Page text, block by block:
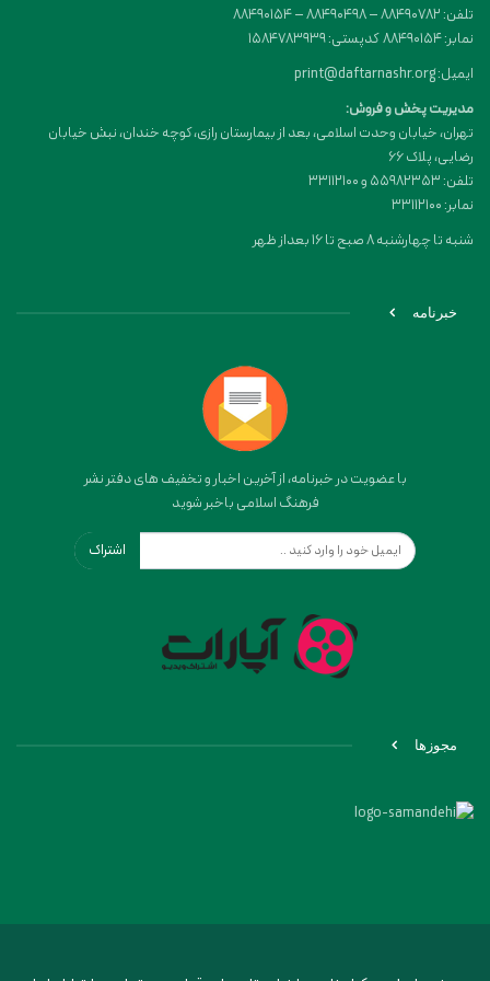
تلفن: 88490782 – 88490498 – 88490154
نمابر: 88490154 کدپستی: 1584783939
ایمیل: print@daftarnashr.org
مدیریت پخش و فروش:
تهران، خیابان وحدت اسلامی، بعد از بیمارستان رازی، کوچه خندان، نبش خیابان
رضایی، پلاک ۶۶
تلفن: 55982353 و 33112100
نمابر: 33112100
شنبه تا چهارشنبه 8 صبح تا 16 بعداز ظهر
خبرنامه
با عضویت در خبرنامه، از آخرین اخبار و تخفیف های دفتر نشر
فرهنگ اسلامی باخبر شوید
اشتراک
مجوزها